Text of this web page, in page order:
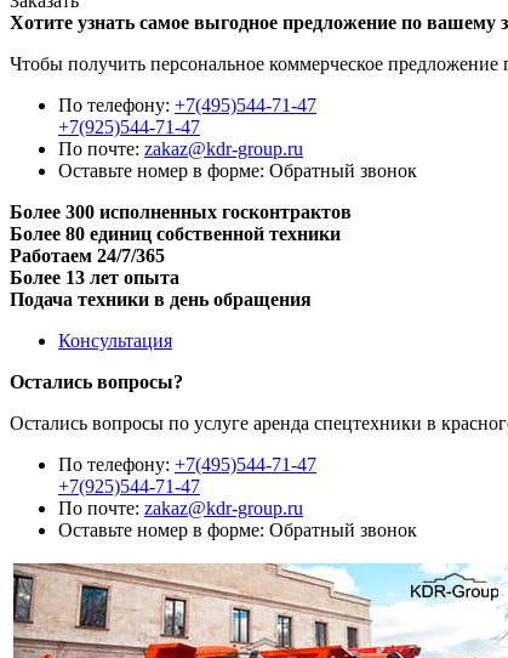
Хотите узнать самое выгодное предложение по вашему
Чтобы получить персональное коммерческое
По телефону: +7(495)544-71-47
+7(925)544-71-47
По почте: zakaz@kdr-group.ru
Оставьте номер в форме: Обратный звонок
Более 300 исполненных госконтрактов
Более 80 единиц собственной техники
Работаем 24/7/365
Более 13 лет опыта
Подача техники в день обращения
Консультация
Остались вопросы?
Остались вопросы по услуге аренда спецтехники в
По телефону: +7(495)544-71-47
+7(925)544-71-47
По почте: zakaz@kdr-group.ru
Оставьте номер в форме: Обратный звонок